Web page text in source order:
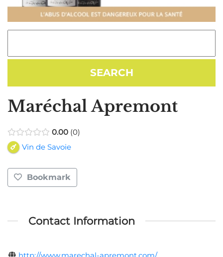
Maréchal Apremont
0.00 0
Vin de Savoie
Bookmark
Contact Information